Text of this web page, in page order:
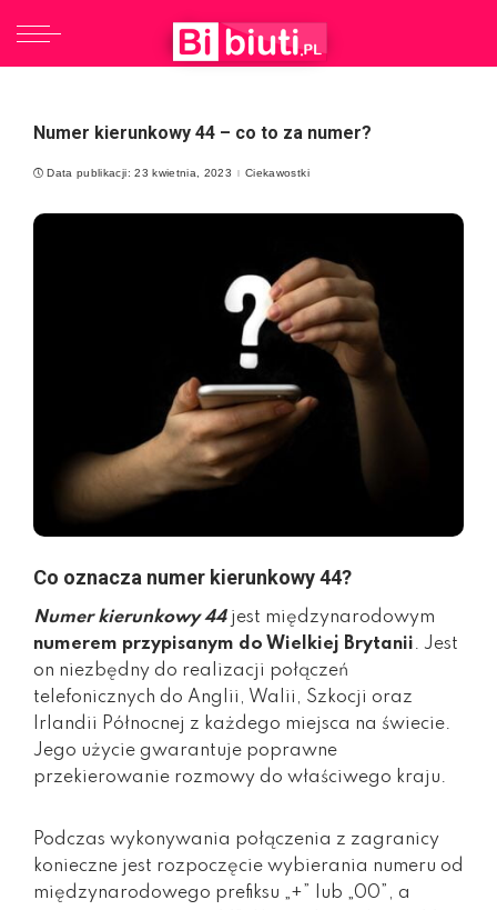
Numer kierunkowy 44 – co to za numer?
Data publikacji: 23 kwietnia, 2023 Ciekawostki
Co oznacza numer kierunkowy 44?
Numer kierunkowy 44jest międzynarodowym
numerem przypisanym do Wielkiej Brytanii. Jest
on niezbędny do realizacji połączeń
telefonicznych do Anglii, Walii, Szkocji oraz
Irlandii Północnej z każdego miejsca na świecie.
Jego użycie gwarantuje poprawne
przekierowanie rozmowy do właściwego kraju.
Podczas wykonywania połączenia z zagranicy
konieczne jest rozpoczęcie wybierania numeru od
międzynarodowego prefiksu „+” lub „00”, a